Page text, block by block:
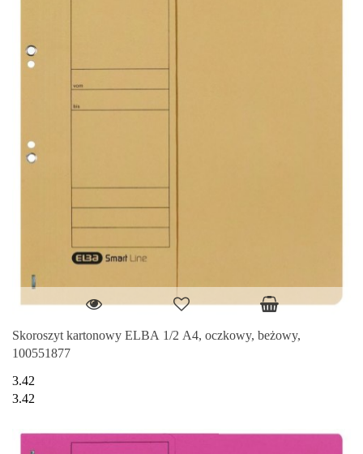
Skoroszyt kartonowy ELBA 1/2 A4, oczkowy, beżowy,
100551877
3.42
3.42